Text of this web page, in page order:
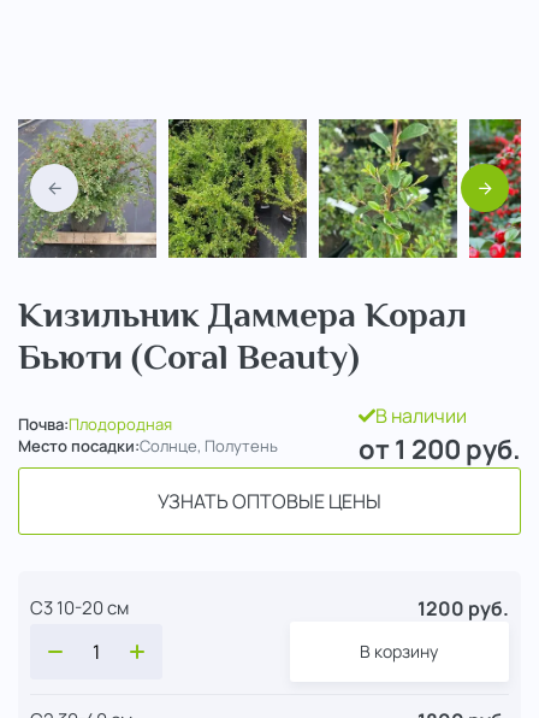
Назад Вперед
Кизильник Даммера Корал
Бьюти (Coral Beauty)
Почва:Плодородная
Место посадки:Солнце, Полутень
В наличии
от 1 200 руб.
УЗНАТЬ ОПТОВЫЕ ЦЕНЫ
С3 10-20 см 1200 руб.
В корзину